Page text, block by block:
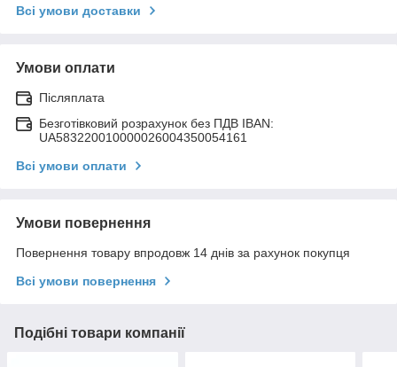
Всі умови доставки
Умови оплати
Післяплата
Безготівковий розрахунок без ПДВ IBAN:
UA583220010000026004350054161
Всі умови оплати
Умови повернення
Повернення товару впродовж 14 днів за рахунок покупця
Всі умови повернення
Подібні товари компанії